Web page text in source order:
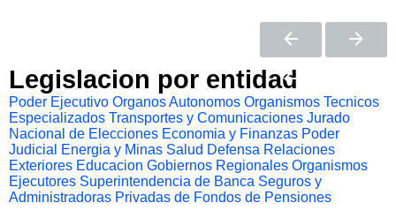
Legislacion por entidad
Poder Ejecutivo Organos Autonomos Organismos Tecnicos
Especializados Transportes y Comunicaciones Jurado
Nacional de Elecciones Economia y Finanzas Poder
Judicial
Energia y Minas Salud Defensa Relaciones
Exteriores Educacion Gobiernos Regionales Organismos
Ejecutores Superintendencia de Banca Seguros y
Administradoras Privadas de Fondos de Pensiones